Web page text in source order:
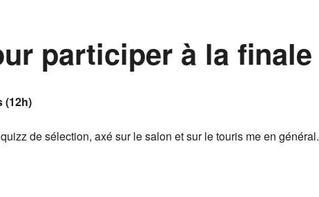
participer à la finale
(12h)
de sélection, axé sur le salon et sur le touris me en général.